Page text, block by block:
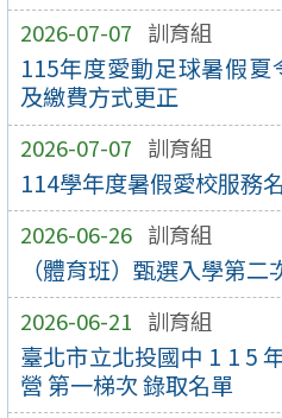
2026-07-07 訓育組
115年度愛動足球暑假
及繳費方式更正
2026-07-07 訓育組
114學年度暑假愛校服務
2026-06-26 訓育組
（體育班）甄選入學第
2026-06-21 訓育組
臺北市立北投國中 1 1 5
營 第一梯次 錄取名單